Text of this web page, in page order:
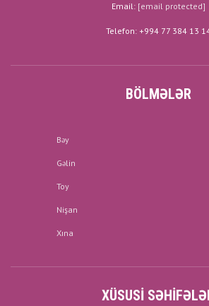
Email: [email protected]
Telefon: +994 77 384 13
BÖLMƏLƏR
Bəy
Gəlin
Toy
Nişan
Xına
XÜSUSI